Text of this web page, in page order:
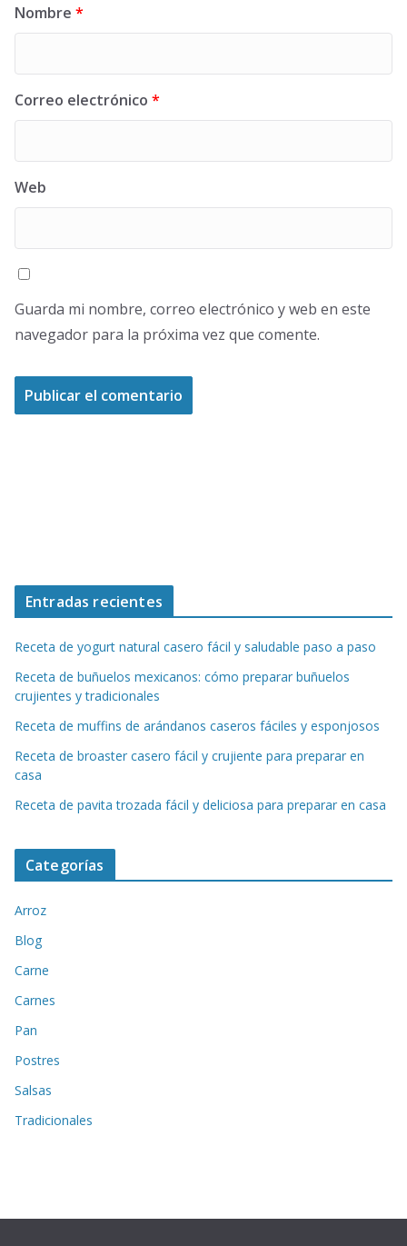
Nombre *
Correo electrónico *
Web
Guarda mi nombre, correo electrónico y web en este
navegador para la próxima vez que comente.
Entradas recientes
Receta de yogurt natural casero fácil y saludable paso a paso
Receta de buñuelos mexicanos: cómo preparar buñuelos
crujientes y tradicionales
Receta de muffins de arándanos caseros fáciles y esponjosos
Receta de broaster casero fácil y crujiente para preparar en
casa
Receta de pavita trozada fácil y deliciosa para preparar en casa
Categorías
Arroz
Blog
Carne
Carnes
Pan
Postres
Salsas
Tradicionales